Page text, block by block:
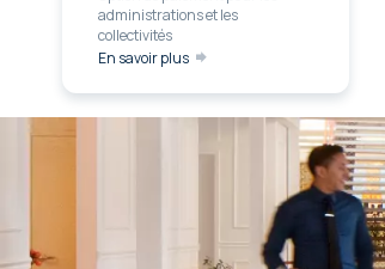
administrations et les
collectivités
En savoir plus